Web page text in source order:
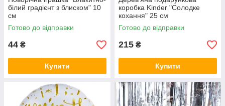
білий градієнт з блиском" 10
см
Готово до відправки
44 ₴
Купити
коробка Kinder "Солодке
кохання" 25 см
Готово до відправки
215 ₴
Купити